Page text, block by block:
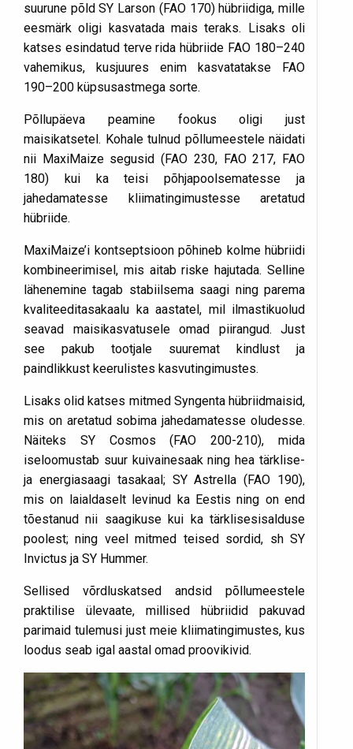
suurune põld SY Larson (FAO 170) hübriidiga, mille
eesmärk oligi kasvatada mais teraks. Lisaks oli
katses esindatud terve rida hübriide FAO 180–240
vahemikus, kusjuures enim kasvatatakse FAO
190–200 küpsusastmega sorte.
Põllupäeva peamine fookus oligi just
maisikatsetel. Kohale tulnud põllumeestele näidati
nii MaxiMaize segusid (FAO 230, FAO 217, FAO
180) kui ka teisi põhjapoolsematesse ja
jahedamatesse kliimatingimustesse aretatud
hübriide.
MaxiMaize’i kontseptsioon põhineb kolme hübriidi
kombineerimisel, mis aitab riske hajutada. Selline
lähenemine tagab stabiilsema saagi ning parema
kvaliteeditasakaalu ka aastatel, mil ilmastikuolud
seavad maisikasvatusele omad piirangud. Just
see pakub tootjale suuremat kindlust ja
paindlikkust keerulistes kasvutingimustes.
Lisaks olid katses mitmed Syngenta hübriidmaisid,
mis on aretatud sobima jahedamatesse oludesse.
Näiteks SY Cosmos (FAO 200-210), mida
iseloomustab suur kuiv­ainesaak ning hea tärklise-
ja energiasaagi tasakaal; SY Astrella (FAO 190),
mis on laialdaselt levinud ka Eestis ning on end
tõestanud nii saagikuse kui ka tärklisesisalduse
poolest; ning veel mitmed teised sordid, sh SY
Invictus ja SY Hummer.
Sellised võrdluskatsed andsid põllumeestele
praktilise ülevaate, millised hübriidid pakuvad
parimaid tulemusi just meie kliimatingimustes, kus
loodus seab igal aastal omad proovikivid.